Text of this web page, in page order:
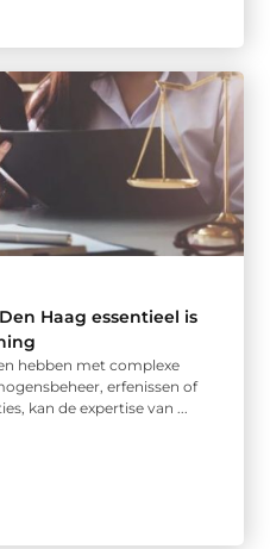
Haag essentieel is
hebben met complexe
erfenissen of
kan de expertise van ...